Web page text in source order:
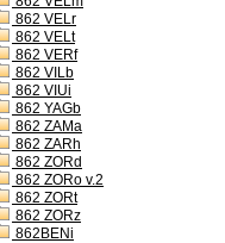
862 VELr
862 VELt
862 VERf
862 VILb
862 VIUi
862 YAGb
862 ZAMa
862 ZARh
862 ZORd
862 ZORo v.2
862 ZORt
862 ZORz
862BENi